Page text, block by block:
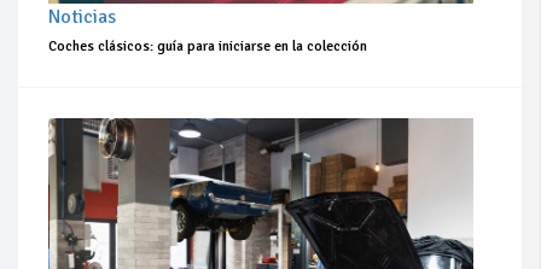
Noticias
Coches clásicos: guía para iniciarse en la colección